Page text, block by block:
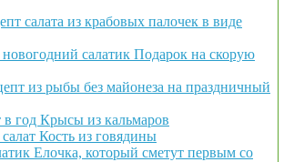
салата из крабовых палочек в виде
салатик Подарок на скорую
из рыбы без майонеза на праздничный
год Крысы из кальмаров
Кость из говядины
Елочка, который сметут первым со